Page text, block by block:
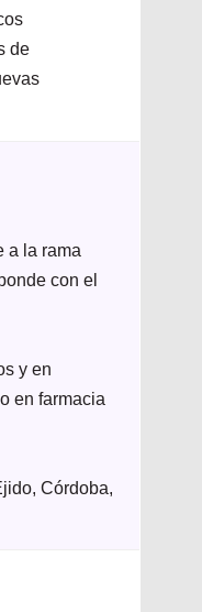
de
a la rama
con el
y en
en farmacia
Córdoba,